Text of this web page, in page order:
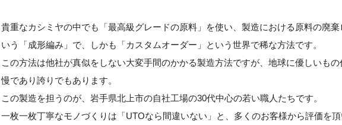
貴重なカシミヤの中でも「最高級グレードの原料」を使い、製造における原料の廃
いう「成形編み」で、しかも「カスタムオーダー」という世界で稀な方法です。
この方法は他社が真似をしない大変手間のかかる製造方法ですが、地球に優しいも
慢であり誇りでもあります。
この製造を担うのが、岩手県北上市の自社工場の30代中心の若い職人たちです。
一枚一枚丁寧なモノづくりは「UTOなら間違いない」と、多くのお客様から評価を